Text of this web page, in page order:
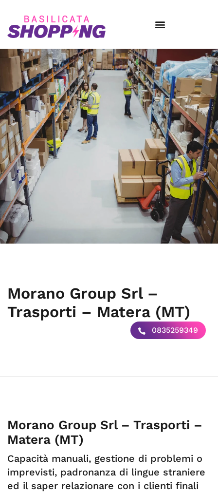
Morano Group Srl –
Trasporti – Matera (MT)
0835259349
Morano Group Srl – Trasporti –
Matera (MT)
Capacità manuali, gestione di problemi o
imprevisti, padronanza di lingue straniere
ed il saper relazionare con i clienti finali